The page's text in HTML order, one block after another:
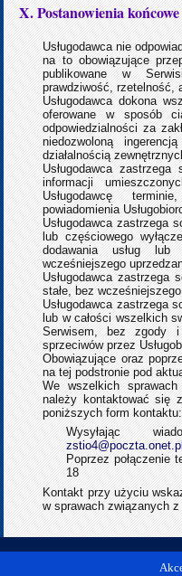
X. Postanowienia końcowe
Usługodawca nie
na to obowiązujące
publikowane w
prawdziwość, rzetelność,
Usługodawca dokona
oferowane w sposób
odpowiedzialności za
niedozwoloną
działalnością
Usługodawca
informacji
Usługodawcę
powiadomienia
Usługodawca zastrzega
lub częściowego
dodawania usług lub
wcześniejszego
Usługodawca zastrzega
stałe, bez
Usługodawca zastrzega
lub w całości wszelkich
Serwisem, bez zgody i
sprzeciwów przez
Obowiązujące oraz
na tej podstronie pod
We wszelkich
należy kontaktować się
poniższych form kontaktu:
Wysyłając
zstio4@poczta.onet.pl
Poprzez połączenie
18
Kontakt przy użyciu
w sprawach związanych z